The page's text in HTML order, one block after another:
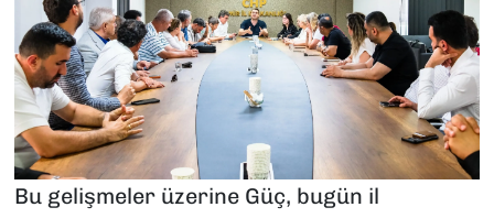
Bu gelişmeler üzerine Güç, bugün il